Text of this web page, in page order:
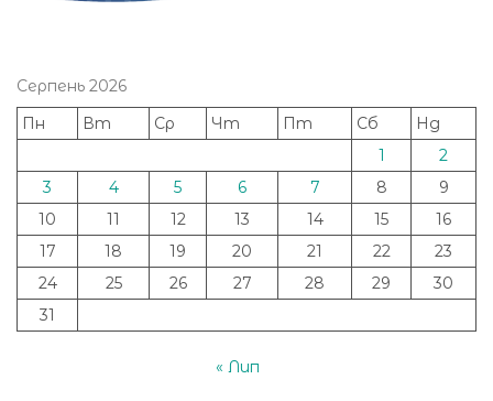
Серпень 2026
Пн
Вт Ср Чт Пт Сб
Нд
1
2
3
4 5 6 7 8
9
10
11 12 13 14 15
16
17
18 19 20 21 22
23
24
25 26 27 28 29
30
31
« Лип